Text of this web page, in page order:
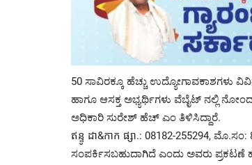
50 ಸಾವಿರಕ್ಕೂ ಹೆಚ್ಚು ಉದ್ಯೋಗಾವಕಾಶಗಳು
ಹಾಗೂ ಆಸಕ್ತ ಅಭ್ಯರ್ಥಿಗಳು ವೆಬೈಟ್ ನಲ್ಲಿ
ಅಧಿಕಾರಿ ಸುರೇಶ್ ಹೆಚ್ ಎಂ ತಿಳಿಸಿದ್ದಾರೆ.
ឥន្ទូ ដា&កាក ផ្សា.: 08182-255294,
ಸಂಪರ್ಕಿಸಬಹುದಾಗಿದೆ ಎಂದು ಅವರು ಪ್ರಕಟಣೆ